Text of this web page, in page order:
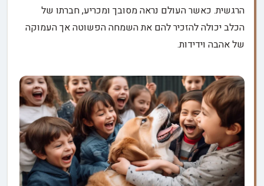
הרגשית. כאשר העולם נראה מסובך ומכריע, חברתו של
הכלב יכולה להזכיר להם את השמחה הפשוטה אך העמוקה
של אהבה וידידות.